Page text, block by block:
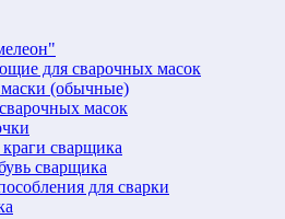
для сварочных масок
(обычные)
масок
сварщика
сварщика
для сварки